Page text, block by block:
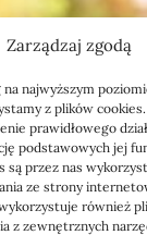
Zarządzaj zgodą
na najwyższym
z plików cookies.
prawidłowego
podstawowych jej
są przez nas
ze strony
również
z zewnętrznych